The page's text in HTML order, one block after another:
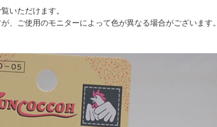
いただけます。
ご使用のモニターによって色が異なる場合がございます。